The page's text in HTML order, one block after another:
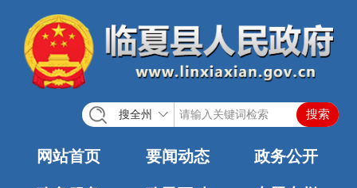
搜全州
网站首页 要闻动态 政务公开